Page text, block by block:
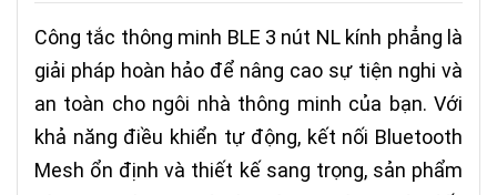
Công tắc thông minh BLE 3 nút NL kính phẳng là
giải pháp hoàn hảo để nâng cao sự tiện nghi và
an toàn cho ngôi nhà thông minh của bạn. Với
khả năng điều khiển tự động, kết nối Bluetooth
Mesh ổn định và thiết kế sang trọng, sản phẩm